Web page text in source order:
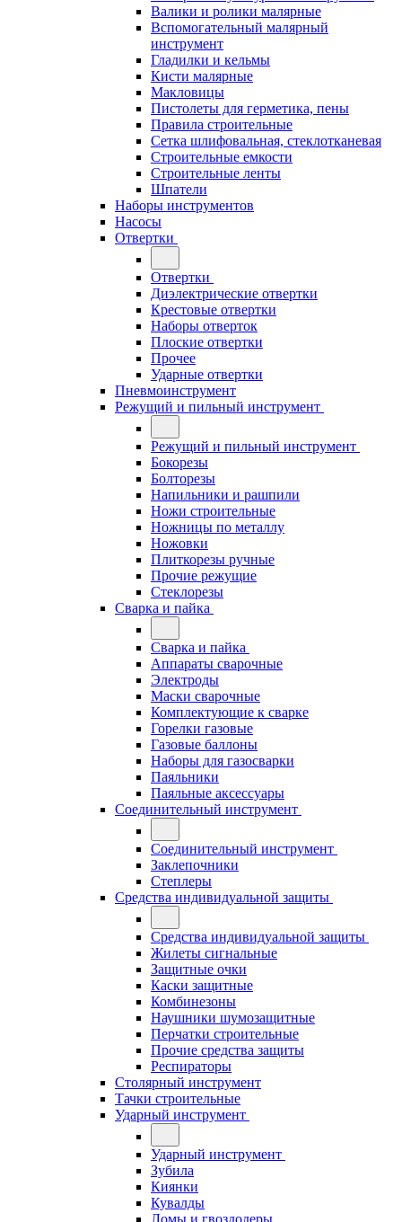
Валики и ролики малярные
Вспомогательный малярный
инструмент
Гладилки и кельмы
Кисти малярные
Макловицы
Пистолеты для герметика, пены
Правила строительные
Сетка шлифовальная, стеклотканевая
Строительные емкости
Строительные ленты
Шпатели
Наборы инструментов
Насосы
Отвертки
Отвертки
Диэлектрические отвертки
Крестовые отвертки
Наборы отверток
Плоские отвертки
Прочее
Ударные отвертки
Пневмоинструмент
Режущий и пильный инструмент
Режущий и пильный инструмент
Бокорезы
Болторезы
Напильники и рашпили
Ножи строительные
Ножницы по металлу
Ножовки
Плиткорезы ручные
Прочие режущие
Стеклорезы
Сварка и пайка
Сварка и пайка
Аппараты сварочные
Электроды
Маски сварочные
Комплектующие к сварке
Горелки газовые
Газовые баллоны
Наборы для газосварки
Паяльники
Паяльные аксессуары
Соединительный инструмент
Соединительный инструмент
Заклепочники
Степлеры
Средства индивидуальной защиты
Средства индивидуальной защиты
Жилеты сигнальные
Защитные очки
Каски защитные
Комбинезоны
Наушники шумозащитные
Перчатки строительные
Прочие средства защиты
Респираторы
Столярный инструмент
Тачки строительные
Ударный инструмент
Ударный инструмент
Зубила
Киянки
Кувалды
Ломы и гвоздодеры